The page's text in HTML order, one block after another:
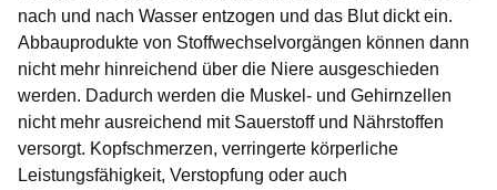
nach und nach Wasser entzogen und das Blut dickt ein.
Abbauprodukte von Stoffwechselvorgängen können dann
nicht mehr hinreichend über die Niere ausgeschieden
werden. Dadurch werden die Muskel- und Gehirnzellen
nicht mehr ausreichend mit Sauerstoff und Nährstoffen
versorgt. Kopfschmerzen, verringerte körperliche
Leistungsfähigkeit, Verstopfung oder auch